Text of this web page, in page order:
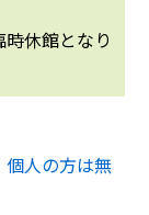
休館となり
人の方は無